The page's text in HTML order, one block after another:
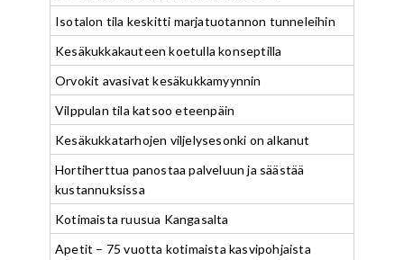
Isotalon tila keskitti marjatuotannon tunneleihin
Kesäkukkakauteen koetulla konseptilla
Orvokit avasivat kesäkukkamyynnin
Vilppulan tila katsoo eteenpäin
Kesäkukkatarhojen viljelysesonki on alkanut
Hortiherttua panostaa palveluun ja säästää
kustannuksissa
Kotimaista ruusua Kangasalta
Apetit – 75 vuotta kotimaista kasvipohjaista